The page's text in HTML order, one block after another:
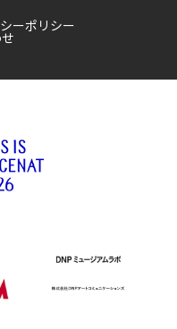
ーポリシー